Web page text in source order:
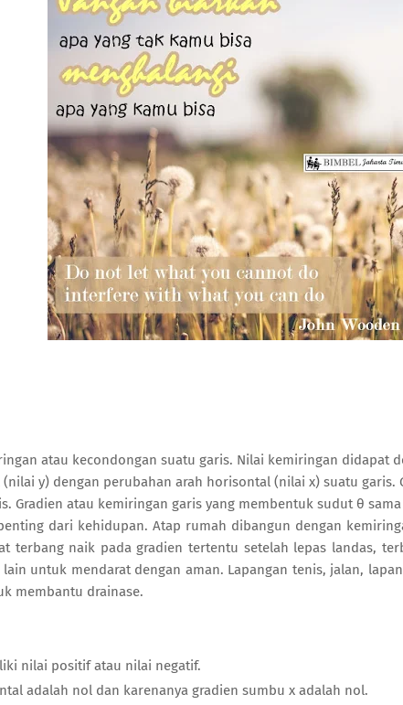
atau kecondongan suatu garis. Nilai kemiringan didapat
y) dengan perubahan arah horisontal (nilai x) suatu garis.
Gradien atau kemiringan garis yang membentuk sudut θ
dari kehidupan. Atap rumah dibangun dengan
terbang naik pada gradien tertentu setelah lepas landas,
untuk mendarat dengan aman. Lapangan tenis, jalan,
membantu drainase.
nilai positif atau nilai negatif.
adalah nol dan karenanya gradien sumbu x adalah nol.